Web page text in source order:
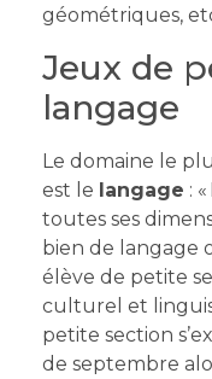
géométriques,
Jeux de
langage
Le domaine le
est le langage :
toutes ses
bien de langage
élève de petite
culturel et
petite section
de septembre